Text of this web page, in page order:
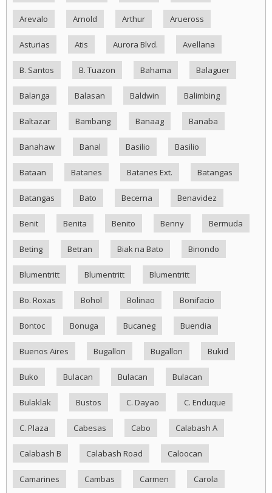
Arevalo Arnold Arthur Arueross
Asturias Atis Aurora Blvd. Avellana
B. Santos B. Tuazon Bahama Balaguer
Balanga Balasan Baldwin Balimbing
Baltazar Bambang Banaag Banaba
Banahaw Banal Basilio Basilio
Bataan Batanes Batanes Ext. Batangas
Batangas Bato Becerna Benavidez
Benit Benita Benito Benny Bermuda
Beting Betran Biak na Bato Binondo
Blumentritt Blumentritt Blumentritt
Bo. Roxas Bohol Bolinao Bonifacio
Bontoc Bonuga Bucaneg Buendia
Buenos Aires Bugallon Bugallon Bukid
Buko Bulacan Bulacan Bulacan
Bulaklak Bustos C. Dayao C. Enduque
C. Plaza Cabesas Cabo Calabash A
Calabash B Calabash Road Caloocan
Camarines Cambas Carmen Carola